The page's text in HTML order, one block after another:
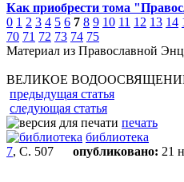
Как приобрести тома
0 1 2 3 4 5 6 7 8 9 10 11 12 13 14
70 71 72 73 74 75
Материал из Православной
ВЕЛИКОЕ
предыдущая статья
следующая статья
печать
библиотека
7, С. 507 опубликовано: 21